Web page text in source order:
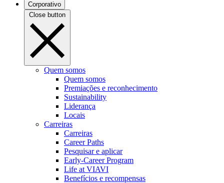
Corporativo
Close button
Quem somos
Quem somos
Premiações e reconhecimento
Sustainability
Liderança
Locais
Carreiras
Carreiras
Career Paths
Pesquisar e aplicar
Early-Career Program
Life at VIAVI
Benefícios e recompensas